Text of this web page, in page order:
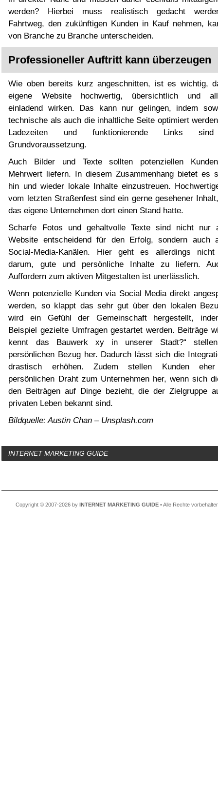
werden? Hierbei muss realistisch gedacht
Fahrtweg, den zukünftigen Kunden in Kauf nehmen,
von Branche zu Branche unterscheiden.
Professioneller Auftritt kann überzeugen
Wie oben bereits kurz angeschnitten, ist es wichtig,
eigene Website hochwertig, übersichtlich und
einladend wirken. Das kann nur gelingen, indem
technische als auch die inhaltliche Seite optimiert
Ladezeiten und funktionierende Links
Grundvoraussetzung.
Auch Bilder und Texte sollten potenziellen
Mehrwert liefern. In diesem Zusammenhang bietet es
hin und wieder lokale Inhalte einzustreuen.
vom letzten Straßenfest sind ein gerne gesehener
das eigene Unternehmen dort einen Stand hatte.
Scharfe Fotos und gehaltvolle Texte sind nicht nur
Website entscheidend für den Erfolg, sondern auch
Social-Media-Kanälen. Hier geht es allerdings nicht
darum, gute und persönliche Inhalte zu liefern.
Auffordern zum aktiven Mitgestalten ist unerlässlich.
Wenn potenzielle Kunden via Social Media direkt
werden, so klappt das sehr gut über den lokalen
wird ein Gefühl der Gemeinschaft hergestellt,
Beispiel gezielte Umfragen gestartet werden. Beiträge
kennt das Bauwerk xy in unserer Stadt?“
persönlichen Bezug her. Dadurch lässt sich die
drastisch erhöhen. Zudem stellen Kunden
persönlichen Draht zum Unternehmen her, wenn sich
den Beiträgen auf Dinge bezieht, die der Zielgruppe
privaten Leben bekannt sind.
Bildquelle: Austin Chan – Unsplash.com
INTERNET MARKETING GUIDE
Copyright © 2007-2026 byINTERNET MARKETING GUIDE • Alle Rechte